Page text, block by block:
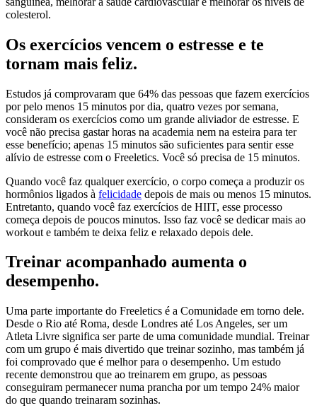
colesterol.
Os exercícios vencem o estresse e te
tornam mais feliz.
Estudos já comprovaram que 64% das pessoas que fazem exercícios
por pelo menos 15 minutos por dia, quatro vezes por semana,
consideram os exercícios como um grande aliviador de estresse. E
você não precisa gastar horas na academia nem na esteira para ter
esse benefício; apenas 15 minutos são suficientes para sentir esse
alívio de estresse com o Freeletics. Você só precisa de 15 minutos.
Quando você faz qualquer exercício, o corpo começa a produzir os
hormônios ligados à felicidade depois de mais ou menos 15 minutos.
Entretanto, quando você faz exercícios de HIIT, esse processo
começa depois de poucos minutos. Isso faz você se dedicar mais ao
workout e também te deixa feliz e relaxado depois dele.
Treinar acompanhado aumenta o
desempenho.
Uma parte importante do Freeletics é a Comunidade em torno dele.
Desde o Rio até Roma, desde Londres até Los Angeles, ser um
Atleta Livre significa ser parte de uma comunidade mundial. Treinar
com um grupo é mais divertido que treinar sozinho, mas também já
foi comprovado que é melhor para o desempenho. Um estudo
recente demonstrou que ao treinarem em grupo, as pessoas
conseguiram permanecer numa prancha por um tempo 24% maior
do que quando treinaram sozinhas.